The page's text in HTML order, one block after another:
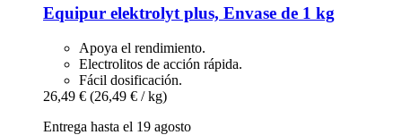
Equipur elektrolyt plus, Envase de 1 kg
Apoya el rendimiento.
Electrolitos de acción rápida.
Fácil dosificación.
26,49 € (26,49 € / kg)
Entrega hasta el 19 agosto